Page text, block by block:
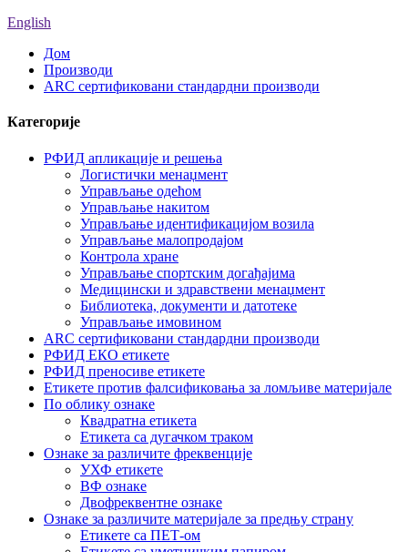
English
Дом
Производи
ARC сертификовани стандардни производи
Категорије
РФИД апликације и решења
Логистички менаџмент
Управљање одећом
Управљање накитом
Управљање идентификацијом возила
Управљање малопродајом
Контрола хране
Управљање спортским догађајима
Медицински и здравствени менаџмент
Библиотека, документи и датотеке
Управљање имовином
ARC сертификовани стандардни производи
РФИД ЕКО етикете
РФИД преносиве етикете
Етикете против фалсификовања за ломљиве материјале
По облику ознаке
Квадратна етикета
Етикета са дугачком траком
Ознаке за различите фреквенције
УХФ етикете
ВФ ознаке
Двофреквентне ознаке
Ознаке за различите материјале за предњу страну
Етикете са ПЕТ-ом